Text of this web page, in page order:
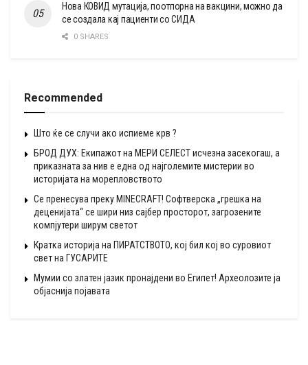
Нова КОВИД мутација, поотпорна на вакцини, можно да
се создала кај пациенти со СИДА
0 SHARES
Recommended
Што ќе се случи ако испиеме крв ?
БРОД ДУХ: Екипажот на МЕРИ СЕЛЕСТ исчезна засекогаш, а
приказната за нив е една од најголемите мистерии во
историјата на морепловството
Се пренесува преку MINECRAFT! Софтверска „грешка на
деценијата“ се шири низ сајбер просторот, загрозените
компјутери ширум светот
Кратка историја на ПИРАТСТВОТО, кој бил кој во суровиот
свет на ГУСАРИТЕ
Мумии со златен јазик пронајдени во Египет! Археолозите ја
објаснија појавата